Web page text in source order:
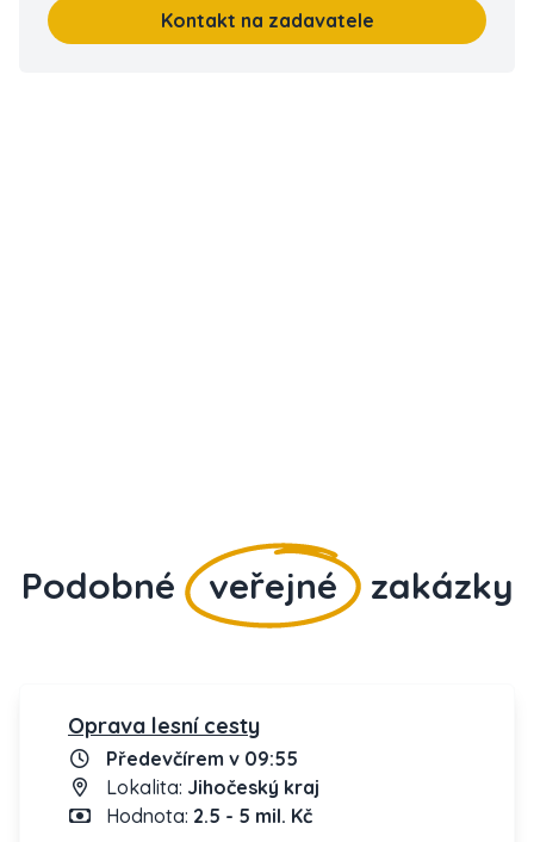
Kontakt na zadavatele
Podobné veřejné zakázky
Oprava lesní cesty
Předevčírem v 09:55
Lokalita: Jihočeský kraj
Hodnota: 2.5 - 5 mil. Kč